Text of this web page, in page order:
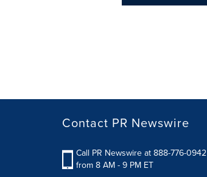
Contact PR Newswire
Call PR Newswire at 888-776-0942
from 8 AM - 9 PM ET